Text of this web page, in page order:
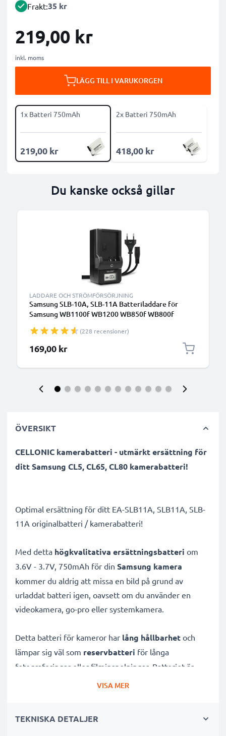
Frakt:35 kr
219,00 kr
inkl. moms
LÄGG TILL I VARUKORGEN
1x Batteri 750mAh
219,00 kr
2x Batteri 750mAh
418,00 kr
Du kanske också gillar
LADDARE OCH STRÖMFÖRSÖRJNING
Samsung SLB-10A, SLB-11A Batteriladdare för
Samsung WB1100f WB1200 WB850f WB800f
WB200f EX1 EX2f L100 Kamerabatterier från
CELLONIC
(228 recensioner)
169,00 kr
ÖVERSIKT
CELLONIC kamerabatteri - utmärkt ersättning för
ditt Samsung CL5, CL65, CL80 kamerabatteri!
Optimal ersättning för ditt EA-SLB11A, SLB11A, SLB-
11A originalbatteri / kamerabatteri!
Med detta högkvalitativa ersättningsbatteri om
3.6V - 3.7V, 750mAh för din Samsung kamera
kommer du aldrig att missa en bild på grund av
urladdat batteri igen, oavsett om du använder en
videokamera, go-pro eller systemkamera.
Detta batteri för kameror har lång hållbarhet och
lämpar sig väl som reservbatteri för långa
fotograferingar eller filminspelningar. Batteriet är
och utvecklat specifikt för
VISA MER
TEKNISKA DETALJER